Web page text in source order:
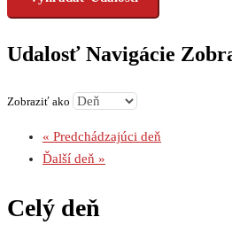
Udalosť Navigácie
Zobraziť ako
« Predchádzajúci deň
Ďalší deň »
Celý deň